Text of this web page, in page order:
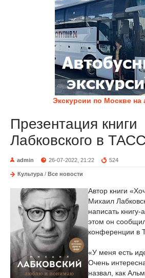
Экскурсии по Москве на
Презентация книги
Лабковского в ТАСС
admin 26-07-2022, 21:22 524
Культура / Все новости
Автор книги
Михаил
написать
этом он
конференции в
«У меня есть
Очень
назвал, как